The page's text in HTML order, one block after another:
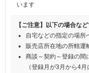
います
【ご注意】以下の場合な
自宅などの指定の場所
販売店所在地の所轄運
商談～契約～登録の間
（登録月が3月から4